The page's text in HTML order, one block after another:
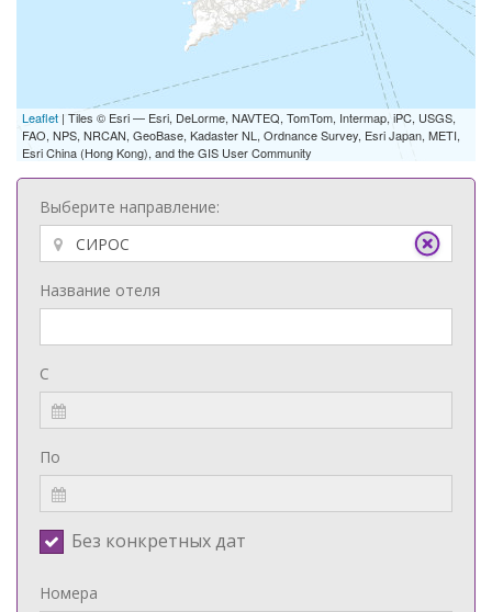
Leaflet | Tiles © Esri — Esri, DeLorme, NAVTEQ, TomTom, Intermap, iPC, USGS,
FAO, NPS, NRCAN, GeoBase, Kadaster NL, Ordnance Survey, Esri Japan, METI,
Esri China (Hong Kong), and the GIS User Community
Выберите направление:
Название отеля
С
По
Без конкретных дат
Номера